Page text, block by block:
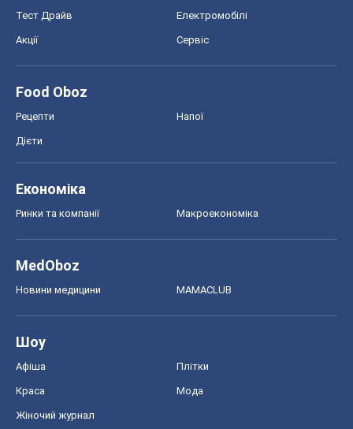
Тест Драйв Електромобілі
Акції Сервіс
Food Oboz
Рецепти Напої
Дієти
Економіка
Ринки та компанії Макроекономіка
MedOboz
Новини медицини MAMACLUB
Шоу
Афіша Плітки
Краса Мода
Жіночий журнал